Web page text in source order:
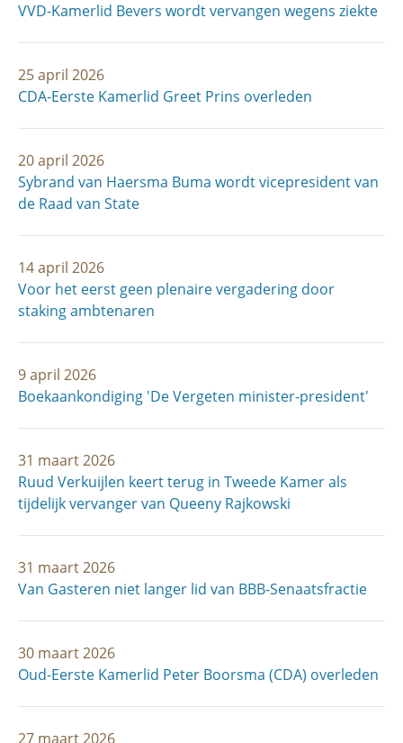
VVD-Kamerlid Bevers wordt vervangen wegens ziekte
25 april 2026
CDA-Eerste Kamerlid Greet Prins overleden
20 april 2026
Sybrand van Haersma Buma wordt vicepresident van
de Raad van State
14 april 2026
Voor het eerst geen plenaire vergadering door
staking ambtenaren
9 april 2026
Boekaankondiging 'De Vergeten minister-president'
31 maart 2026
Ruud Verkuijlen keert terug in Tweede Kamer als
tijdelijk vervanger van Queeny Rajkowski
31 maart 2026
Van Gasteren niet langer lid van BBB-Senaatsfractie
30 maart 2026
Oud-Eerste Kamerlid Peter Boorsma (CDA) overleden
27 maart 2026